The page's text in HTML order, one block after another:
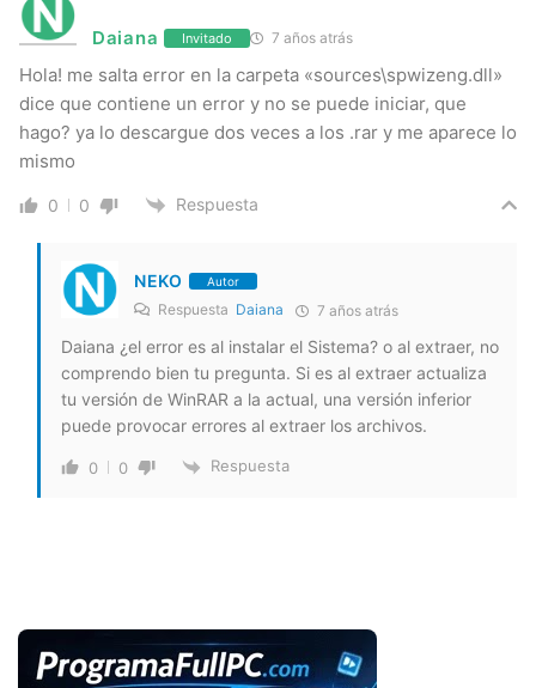
Daiana Invitado 7 años atrás
Hola! me salta error en la carpeta «sources\spwizeng.dll»
dice que contiene un error y no se puede iniciar, que
hago? ya lo descargue dos veces a los .rar y me aparece lo
mismo
0 0 Respuesta
NEKO Autor
Respuesta Daiana 7 años atrás
Daiana ¿el error es al instalar el Sistema? o al extraer, no
comprendo bien tu pregunta. Si es al extraer actualiza
tu versión de WinRAR a la actual, una versión inferior
puede provocar errores al extraer los archivos.
0 0 Respuesta